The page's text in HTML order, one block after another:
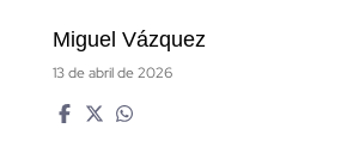
Miguel Vázquez
13 de abril de 2026